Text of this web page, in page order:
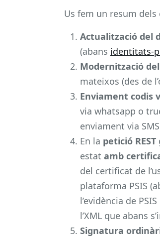
Us fem un resum
Actualització del
(abans identitats-
Modernització
mateixos (des de
Enviament codis
via whatsapp o
enviament via
En la petició REST
estat amb
del certificat de
plataforma PSIS
l’evidència de
l’XML que abans
Signatura